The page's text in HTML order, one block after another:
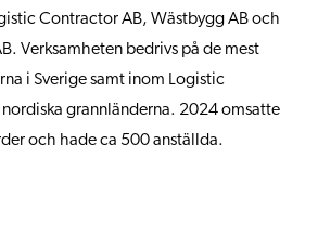
Contractor AB, Wästbygg AB och
Verksamheten bedrivs på de mest
i Sverige samt inom Logistic
grannländerna. 2024 omsatte
och hade ca 500 anställda.